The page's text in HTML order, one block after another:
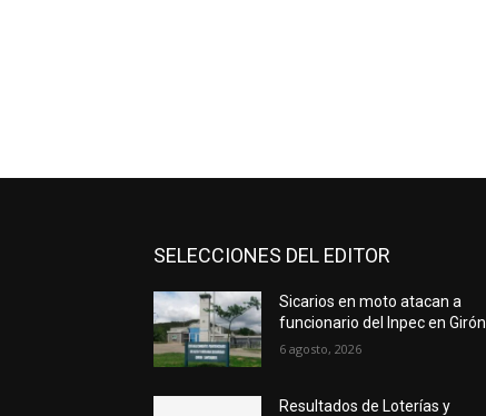
SELECCIONES DEL EDITOR
Sicarios en moto atacan a
funcionario del Inpec en Girón
6 agosto, 2026
Resultados de Loterías y